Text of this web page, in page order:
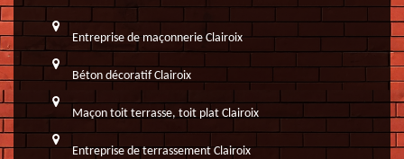
Entreprise de maçonnerie Clairoix
Béton décoratif Clairoix
Maçon toit terrasse, toit plat Clairoix
Entreprise de terrassement Clairoix